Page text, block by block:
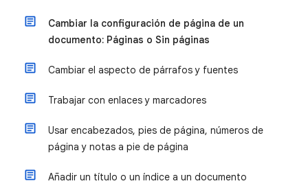
Cambiar la configuración de página de un
documento: Páginas o Sin páginas
Cambiar el aspecto de párrafos y fuentes
Trabajar con enlaces y marcadores
Usar encabezados, pies de página, números de
página y notas a pie de página
Añadir un título o un índice a un documento